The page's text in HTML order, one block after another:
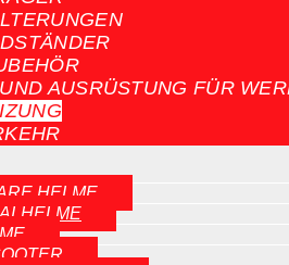
AUSRÜSTUNG FÜR
HELME